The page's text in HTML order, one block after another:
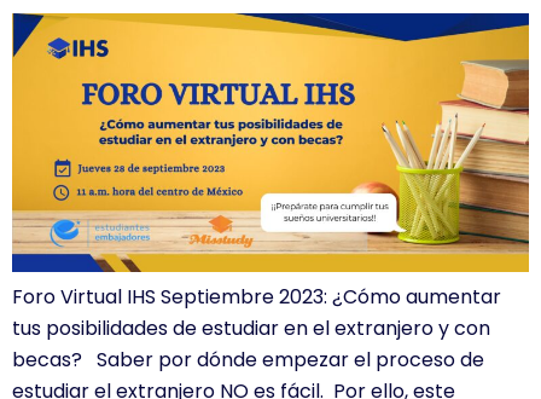
Foro Virtual IHS Septiembre 2023: ¿Cómo aumentar
tus posibilidades de estudiar en el extranjero y con
becas? Saber por dónde empezar el proceso de
estudiar el extranjero NO es fácil. Por ello, este